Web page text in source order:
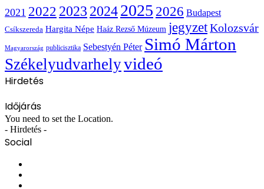
2021 2022 2023 20242025 2026 Budapest
Csíkszereda Hargita Népe Haáz Rezső Múzeum jegyzetKolozsvár
Magyarország publicisztika Sebestyén Péter Simó Márton
Székelyudvarhelyvideó
Hirdetés
Időjárás
You need to set the Location.
- Hirdetés -
Social